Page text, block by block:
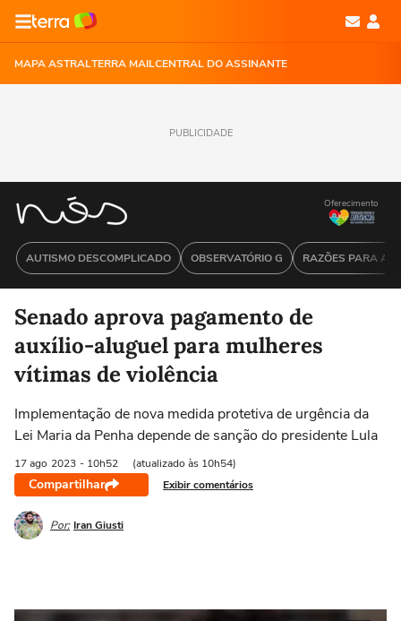
MAPA ASTRALTERRA MAILCENTRAL DO ASSINANTE
PUBLICIDADE
AUTISMO DESCOMPLICADO OBSERVATÓRIO G RAZÕES PARA
Oferecimento
Senado aprova pagamento de
auxílio-aluguel para mulheres
vítimas de violência
Implementação de nova medida protetiva de urgência da
Lei Maria da Penha depende de sanção do presidente Lula
17 ago 2023 - 10h52 (atualizado às 10h54)
Compartilhar Exibir comentários
Por: Iran Giusti